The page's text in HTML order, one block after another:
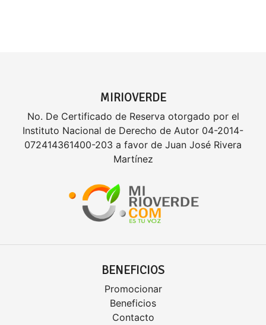
MIRIOVERDE
No. De Certificado de Reserva otorgado por el
Instituto Nacional de Derecho de Autor 04-2014-
072414361400-203 a favor de Juan José Rivera
Martínez
BENEFICIOS
Promocionar
Beneficios
Contacto